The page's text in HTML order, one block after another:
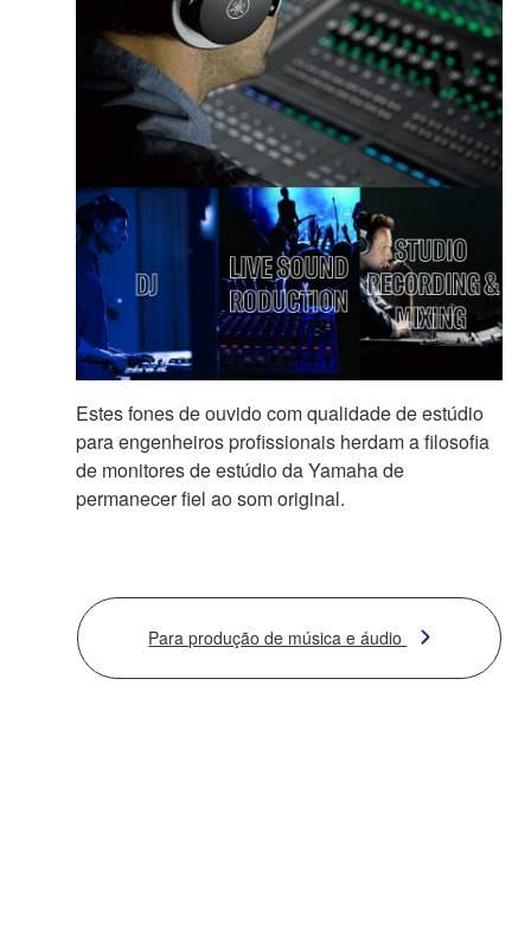
Estes fones de ouvido com qualidade de estúdio
para engenheiros profissionais herdam a filosofia
de monitores de estúdio da Yamaha de
permanecer fiel ao som original.
Para produção de música e áudio